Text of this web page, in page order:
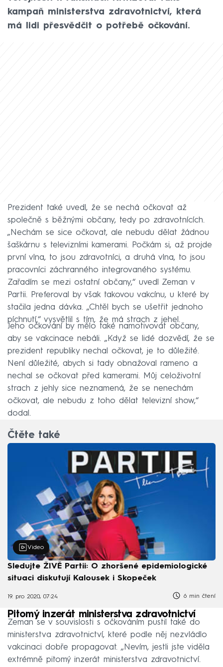
kampaň ministerstva zdravotnictví, která
má lidi přesvědčit o potřebě očkování.
Prezident také uvedl, že se nechá očkovat až
společně s běžnými občany, tedy po zdravotnících.
„Nechám se sice očkovat, ale nebudu dělat žádnou
šaškárnu s televizními kamerami. Počkám si, až projde
první vlna, to jsou zdravotníci, a druhá vlna, to jsou
pracovníci záchranného integrovaného systému.
Zařadím se mezi ostatní občany,“ uvedl Zeman v
Partii. Preferoval by však takovou vakcínu, u které by
stačila jedna dávka. „Chtěl bych se ušetřit jednoho
píchnutí,“ vysvětlil s tím, že má strach z jehel.
Jeho očkování by mělo také namotivovat občany,
aby se vakcinace nebáli. „Když se lidé dozvědí, že se
prezident republiky nechal očkovat, je to důležité.
Není důležité, abych si tady obnažoval rameno a
nechal se očkovat před kamerami. Můj celoživotní
strach z jehly sice neznamená, že se nenechám
očkovat, ale nebudu z toho dělat televizní show,“
dodal.
Čtěte také
Video
Sledujte ŽIVĚ Partii: O zhoršené epidemiologické
situaci diskutují Kalousek i Skopeček
19. pro 2020, 07:24 6 min čtení
Pitomý inzerát ministerstva zdravotnictví
Zeman se v souvislosti s očkováním pustil také do
ministerstva zdravotnictví, které podle něj nezvládlo
vakcinaci dobře propagovat. „Nevím, jestli jste viděla
extrémně pitomý inzerát ministerstva zdravotnictví.